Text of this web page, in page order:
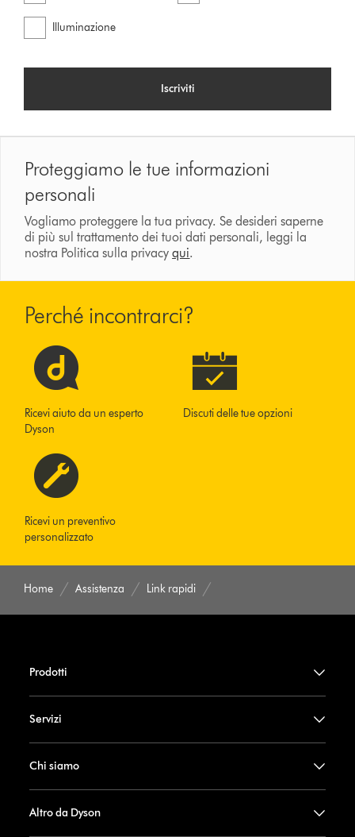
Illuminazione
Iscriviti
Proteggiamo le tue informazioni
personali
Vogliamo proteggere la tua privacy. Se desideri saperne
di più sul trattamento dei tuoi dati personali, leggi la
nostra Politica sulla privacyqui.
Perché incontrarci?
Ricevi aiuto da un esperto
Dyson
Discuti delle tue opzioni
Ricevi un preventivo
personalizzato
Home Assistenza Link rapidi
Prodotti
Servizi
Chi siamo
Altro da Dyson